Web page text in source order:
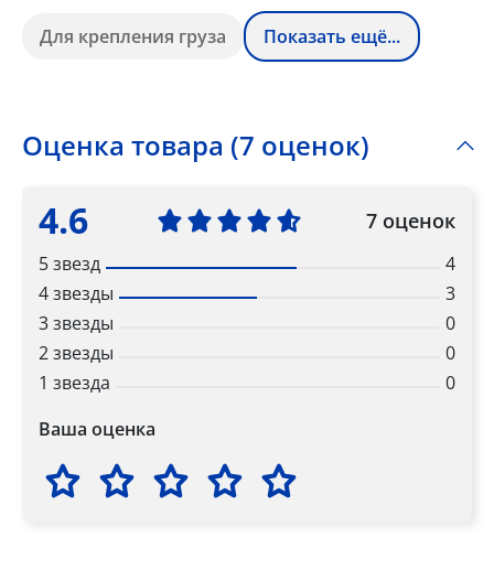
Для крепления груза Показать ещё...
Оценка товара (7 оценок)
4.6 7 оценок
5 звезд
4
4 звезды
3
3 звезды
0
2 звезды
0
1 звезда
0
Ваша оценка